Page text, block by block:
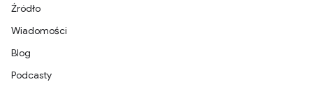
Źródło
Wiadomości
Blog
Podcasty